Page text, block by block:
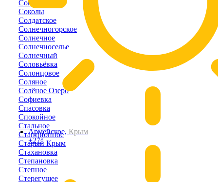
Армейское, Крым
+27°
Соколиное
Соколы
Солдатское
Солнечногорское
Солнечное
Солнечноселье
Солнечный
Соловьёвка
Солонцовое
Соляное
Солёное Озеро
Софиевка
Спасовка
Спокойное
Стальное
Станционное
Старый Крым
Стахановка
Степановка
Степное
Стерегущее